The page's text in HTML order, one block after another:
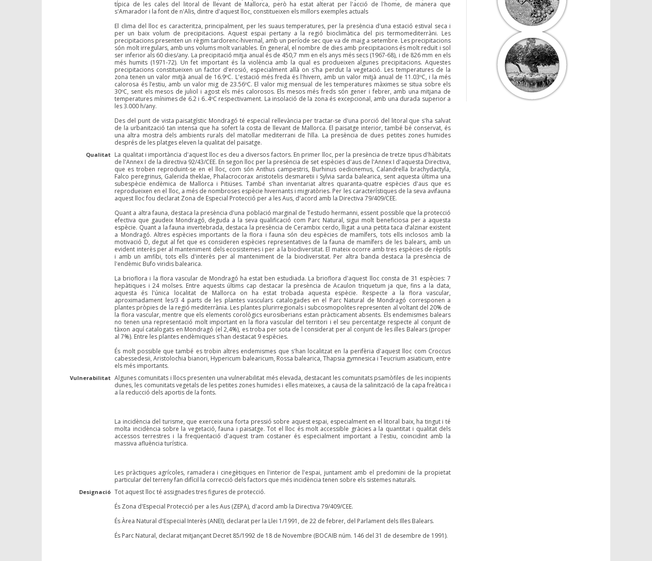
típica de les cales del litoral de llevant de Mallorca, però ha estat alterat per l'acció de l'home, de manera que
s'Amarador i la font de n'Alis, dintre d'aquest lloc, constitueixen els millors exemples actuals
El clima del lloc es caracteritza, principalment, per les suaus temperatures, per la presència d'una estació estival seca i
per un baix volum de precipitacions. Aquest espai pertany a la regió bioclimàtica del pis termomediterràni. Les
precipitacions presenten un règim tardorenc-hivernal, amb un període sec que va de maig a setembre. Les precipitacions
són molt irregulars, amb uns volums molt variables. En general, el nombre de dies amb precipitacions és molt reduït i sol
ser inferior als 60 dies/any. La precipitació mitja anual és de 450,7 mm en els anys més secs (1967-68), i de 826 mm en els
més humits (1971-72). Un fet important és la violència amb la qual es produeixen algunes precipitacions. Aquestes
precipitacions constitueixen un factor d'erosió, especialment allà on s'ha perdut la vegetació. Les temperatures de la
zona tenen un valor mitjà anual de 16.9ºC. L'estació més freda és l'hivern, amb un valor mitjà anual de 11.03ºC, i la més
calorosa és l’estiu, amb un valor mig de 23.56ºC. El valor mig mensual de les temperatures màximes se situa sobre els
30ºC, sent els mesos de juliol i agost els més calorosos. Els mesos més freds són gener i febrer, amb una mitjana de
temperatures mínimes de 6.2 i 6..4ºC respectivament. La insolació de la zona és excepcional, amb una durada superior a
les 3.000 h/any.
Des del punt de vista paisatgístic Mondragó té especial rellevància per tractar-se d'una porció del litoral que s'ha salvat
de la urbanització tan intensa que ha sofert la costa de llevant de Mallorca. El paisatge interior, també bé conservat, és
una altra mostra dels ambients rurals del matollar mediterrani de l’illa. La presència de dues petites zones humides
després de les platges eleven la qualitat del paisatge.
Qualitat La qualitat i importància d'aquest lloc es deu a diversos factors. En primer lloc, per la presència de tretze tipus d'hàbitats
de l'Annex I de la directiva 92/43/CEE. En segon lloc per la presència de set espècies d'aus de l'Annex I d'aquesta Directiva,
que es troben reproduint-se en el lloc, com són Anthus campestris, Burhinus oedicnemus, Calandrella brachydactyla,
Falco peregrinus, Galerida theklae, Phalacrocorax aristotelis desmaretii i Sylvia sarda balearica, sent aquesta última una
subespècie endèmica de Mallorca i Pitiüses. També s'han inventariat altres quaranta-quatre espècies d'aus que es
reprodueixen en el lloc, a més de nombroses espècie hivernants i migratòries. Per les característiques de la seva avifauna
aquest lloc fou declarat Zona de Especial Protecció per a les Aus, d'acord amb la Directiva 79/409/CEE.
Quant a altra fauna, destaca la presència d'una població marginal de Testudo hermanni, essent possible que la protecció
efectiva que gaudeix Mondragó, deguda a la seva qualificació com Parc Natural, sigui molt beneficiosa per a aquesta
espècie. Quant a la fauna invertebrada, destaca la presència de Cerambix cerdo, lligat a una petita taca d’alzinar existent
a Mondragó. Altres espècies importants de la flora i fauna són deu espècies de mamífers, tots ells inclosos amb la
motivació D, degut al fet que es consideren espècies representatives de la fauna de mamífers de les balears, amb un
evident interès per al manteniment dels ecosistemes i per a la biodiversitat. El mateix ocorre amb tres espècies de rèptils
i amb un amfibi, tots ells d'interès per al manteniment de la biodiversitat. Per altra banda destaca la presència de
l'endèmic Bufo viridis balearica.
La brioflora i la flora vascular de Mondragó ha estat ben estudiada. La brioflora d'aquest lloc consta de 31 espècies: 7
hepàtiques i 24 molses. Entre aquests últims cap destacar la presència de Acaulon triquetum ja que, fins a la data,
aquesta és l'única localitat de Mallorca on ha estat trobada aquesta espècie. Respecte a la flora vascular,
aproximadament les/3 4 parts de les plantes vasculars catalogades en el Parc Natural de Mondragó corresponen a
plantes pròpies de la regió mediterrània. Les plantes plurirregionals i subcosmopolites representen al voltant del 20% de
la flora vascular, mentre que els elements corològics eurosiberians estan pràcticament absents. Els endemismes balears
no tenen una representació molt important en la flora vascular del territori i el seu percentatge respecte al conjunt de
tàxon aquí catalogats en Mondragó (el 2,4%), es troba per sota de l considerat per al conjunt de les illes Balears (proper
al 7%). Entre les plantes endèmiques s'han destacat 9 espècies.
És molt possible que també es trobin altres endemismes que s'han localitzat en la perifèria d'aquest lloc com Croccus
cabessedesii, Aristolochia bianori, Hypericum balearicum, Rossa balearica, Thapsia gymnesica i Teucrium asiaticum, entre
els més importants.
Vulnerabilitat Algunes comunitats i llocs presenten una vulnerabilitat més elevada, destacant les comunitats psamòfiles de les incipients
dunes, les comunitats vegetals de les petites zones humides i elles mateixes, a causa de la salinització de la capa freàtica i
a la reducció dels aportis de la fonts.
La incidència del turisme, que exerceix una forta pressió sobre aquest espai, especialment en el litoral baix, ha tingut i té
molta incidència sobre la vegetació, fauna i paisatge. Tot el lloc és molt accessible gràcies a la quantitat i qualitat dels
accessos terrestres i la freqüentació d'aquest tram costaner és especialment important a l'estiu, coincidint amb la
massiva afluència turística.
Les pràctiques agrícoles, ramadera i cinegètiques en l'interior de l'espai, juntament amb el predomini de la propietat
particular del terreny fan difícil la correcció dels factors que més incidència tenen sobre els sistemes naturals.
Designació Tot aquest lloc té assignades tres figures de protecció.
És Zona d'Especial Protecció per a les Aus (ZEPA), d'acord amb la Directiva 79/409/CEE.
És Àrea Natural d'Especial Interès (ANEI), declarat per la Llei 1/1991, de 22 de febrer, del Parlament dels Illes Balears.
És Parc Natural, declarat mitjançant Decret 85/1992 de 18 de Novembre (BOCAIB núm. 146 del 31 de desembre de 1991).